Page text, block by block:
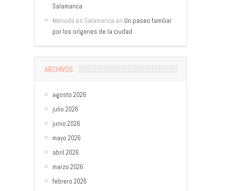
Salamanca
Menuda es Salamanca en Un paseo familiar
por los orígenes de la ciudad
ARCHIVOS
agosto 2026
julio 2026
junio 2026
mayo 2026
abril 2026
marzo 2026
febrero 2026